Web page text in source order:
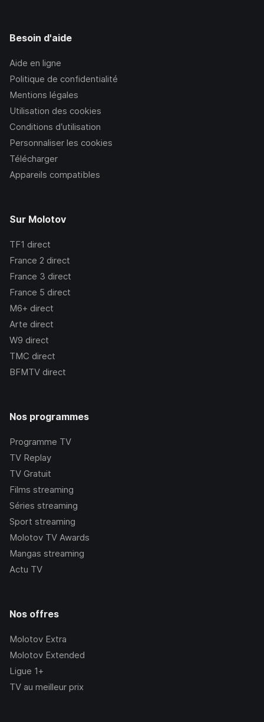
Besoin d'aide
Aide en ligne
Politique de confidentialité
Mentions légales
Utilisation des cookies
Conditions d’utilisation
Personnaliser les cookies
Télécharger
Appareils compatibles
Sur Molotov
TF1 direct
France 2 direct
France 3 direct
France 5 direct
M6+ direct
Arte direct
W9 direct
TMC direct
BFMTV direct
Nos programmes
Programme TV
TV Replay
TV Gratuit
Films streaming
Séries streaming
Sport streaming
Molotov TV Awards
Mangas streaming
Actu TV
Nos offres
Molotov Extra
Molotov Extended
Ligue 1+
TV au meilleur prix